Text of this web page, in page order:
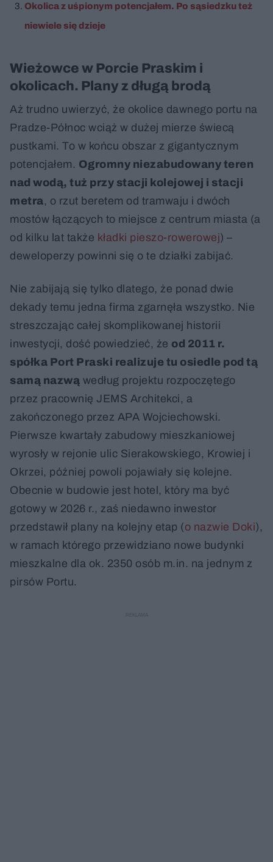
Okolica z uśpionym potencjałem. Po sąsiedzku też
niewiele się dzieje
Wieżowce w Porcie Praskim i
okolicach. Plany z długą brodą
Aż trudno uwierzyć, że okolice dawnego portu na
Pradze-Północ wciąż w dużej mierze świecą
pustkami. To w końcu obszar z gigantycznym
potencjałem. Ogromny niezabudowany teren
nad wodą, tuż przy stacji kolejowej i stacji
metra, o rzut beretem od tramwaju i dwóch
mostów łączących to miejsce z centrum miasta (a
od kilku lat także kładki pieszo-rowerowej) –
deweloperzy powinni się o te działki zabijać.
Nie zabijają się tylko dlatego, że ponad dwie
dekady temu jedna firma zgarnęła wszystko. Nie
streszczając całej skomplikowanej historii
inwestycji, dość powiedzieć, że od 2011 r.
spółka Port Praski realizuje tu osiedle pod tą
samą nazwą według projektu rozpoczętego
przez pracownię JEMS Architekci, a
zakończonego przez APA Wojciechowski.
Pierwsze kwartały zabudowy mieszkaniowej
wyrosły w rejonie ulic Sierakowskiego, Krowiej i
Okrzei, później powoli pojawiały się kolejne.
Obecnie w budowie jest hotel, który ma być
gotowy w 2026 r., zaś niedawno inwestor
przedstawił plany na kolejny etap (o nazwie Doki),
w ramach którego przewidziano nowe budynki
mieszkalne dla ok. 2350 osób m.in. na jednym z
pirsów Portu.